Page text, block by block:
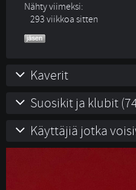
Nähty viimeksi:
293 viikkoa sitten
Kaverit
Suosikit ja klubit
Käyttäjiä jotka